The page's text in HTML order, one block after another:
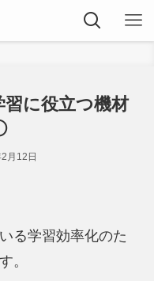
習に役立つ機材
月12日
る学習効率化のた
。